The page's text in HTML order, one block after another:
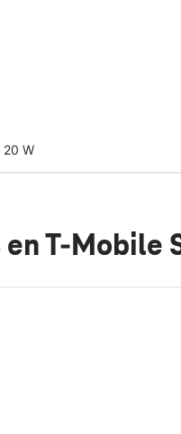
20 W
en T-Mobile